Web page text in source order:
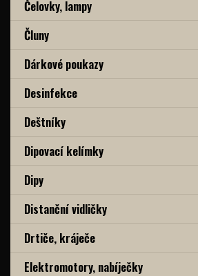
Čelovky, lampy
Čluny
Dárkové poukazy
Desinfekce
Deštníky
Dipovací kelímky
Dipy
Distanční vidličky
Drtiče, kráječe
Elektromotory, nabíječky